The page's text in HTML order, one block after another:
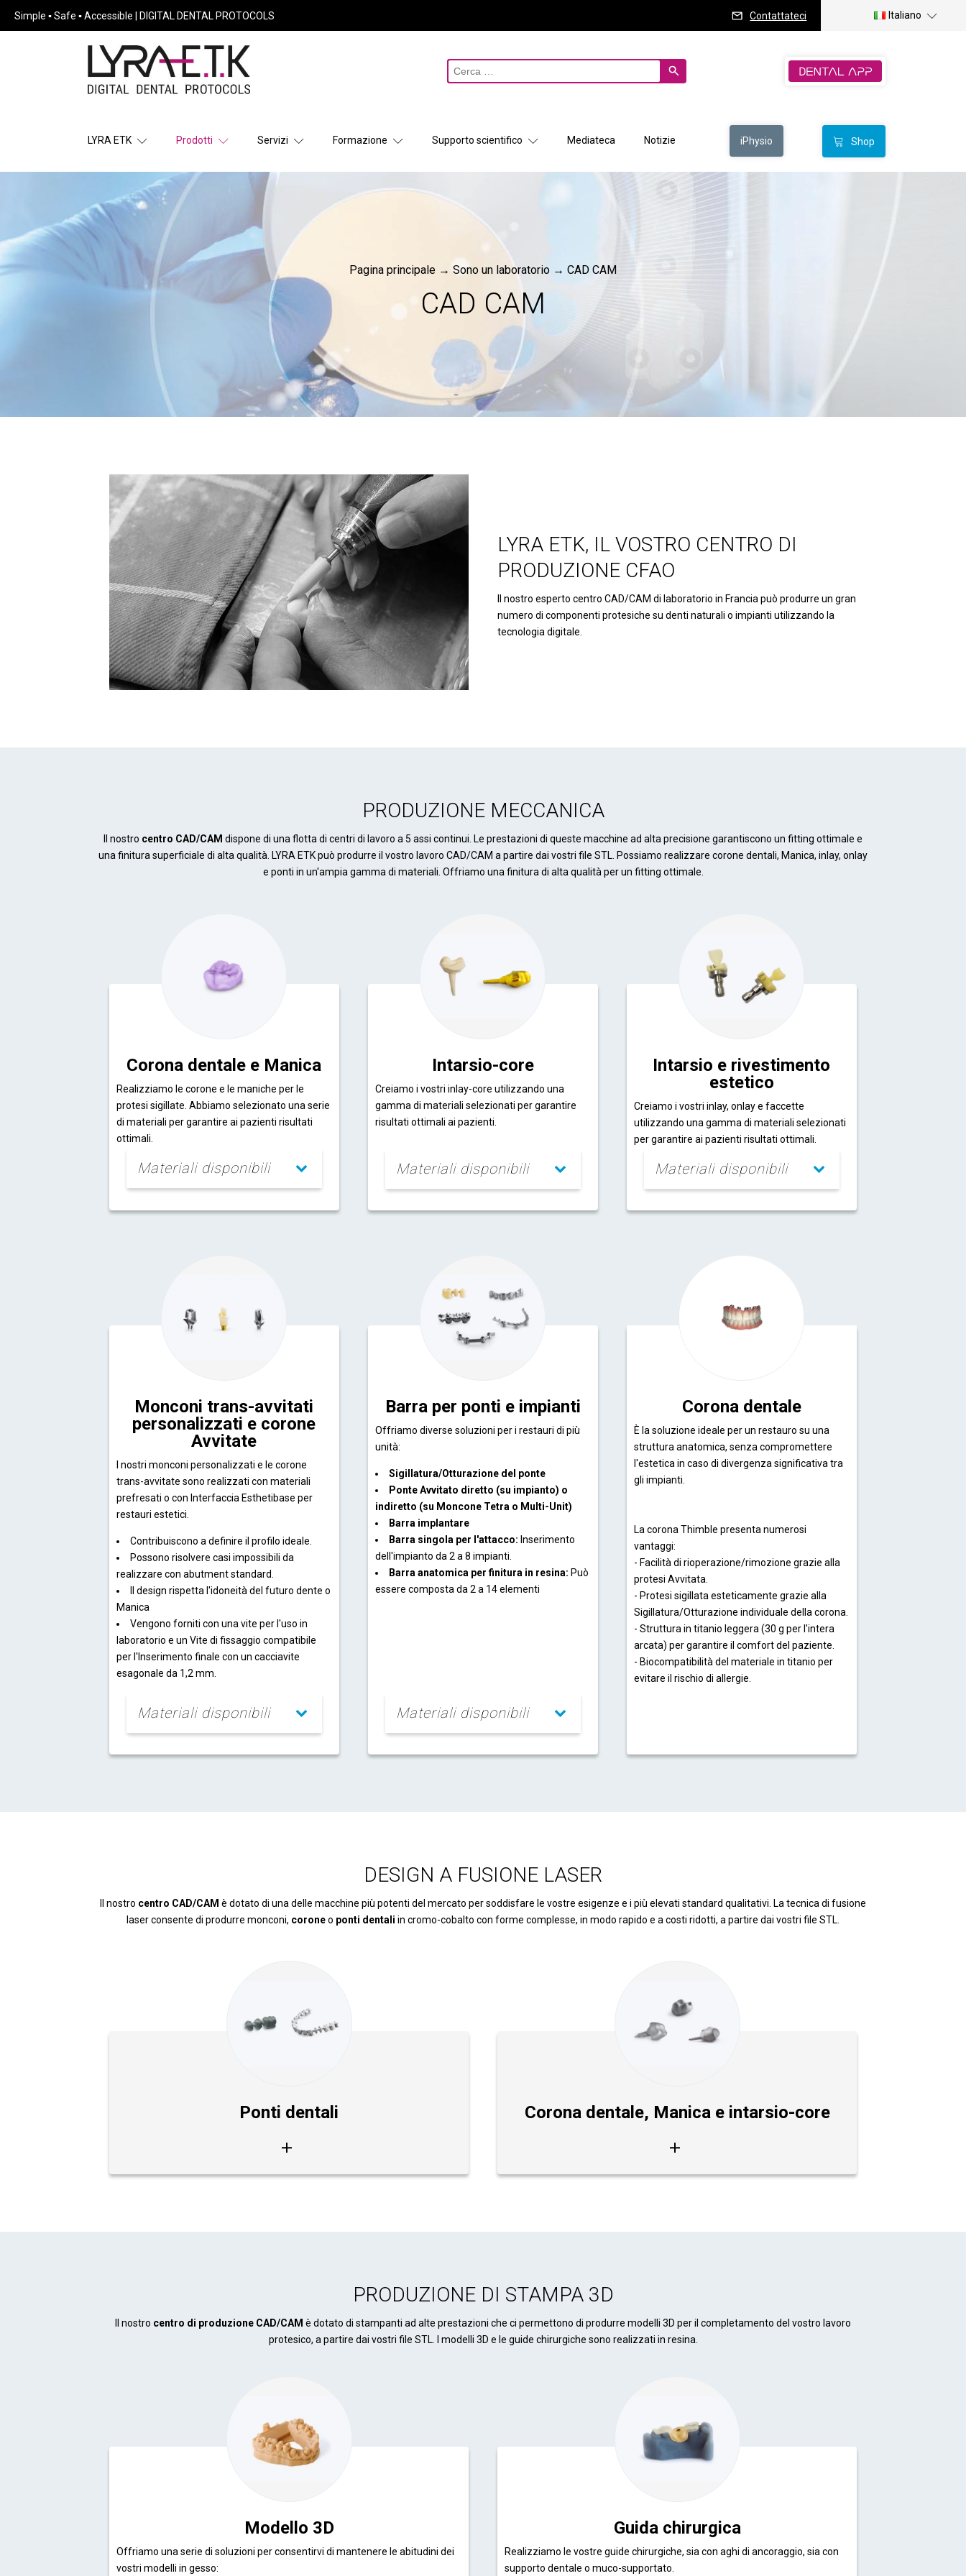
Simple ▪ Safe ▪ Accessible | DIGITAL DENTAL PROTOCOLS Contattateci Italiano
Ricerca
per:
LYRA ETK Prodotti Servizi Formazione Supporto scientifico Mediateca Notizie iPhysio Shop
Pagina principale → Sono un laboratorio → CAD CAM
CAD CAM
LYRA ETK, IL VOSTRO CENTRO DI
PRODUZIONE CFAO
Il nostro esperto centro CAD/CAM di laboratorio in Francia può produrre un gran
numero di componenti protesiche su denti naturali o impianti utilizzando la
tecnologia digitale.
PRODUZIONE MECCANICA
Il nostro centro CAD/CAM dispone di una flotta di centri di lavoro a 5 assi continui. Le prestazioni di queste macchine ad alta precisione garantiscono un fitting ottimale e
una finitura superficiale di alta qualità. LYRA ETK può produrre il vostro lavoro CAD/CAM a partire dai vostri file STL. Possiamo realizzare corone dentali, Manica, inlay, onlay
e ponti in un'ampia gamma di materiali. Offriamo una finitura di alta qualità per un fitting ottimale.
Corona dentale e Manica
Realizziamo le corone e le maniche per le
protesi sigillate. Abbiamo selezionato una serie
di materiali per garantire ai pazienti risultati
ottimali.
Materiali disponibili
Intarsio-core
Creiamo i vostri inlay-core utilizzando una
gamma di materiali selezionati per garantire
risultati ottimali ai pazienti.
Materiali disponibili
Intarsio e rivestimento
estetico
Creiamo i vostri inlay, onlay e faccette
utilizzando una gamma di materiali selezionati
per garantire ai pazienti risultati ottimali.
Materiali disponibili
Monconi trans-avvitati
personalizzati e corone
Avvitate
I nostri monconi personalizzati e le corone
trans-avvitate sono realizzati con materiali
prefresati o con Interfaccia Esthetibase per
restauri estetici.
Contribuiscono a definire il profilo ideale.
Possono risolvere casi impossibili da
realizzare con abutment standard.
Il design rispetta l'idoneità del futuro dente o
Manica
Vengono forniti con una vite per l'uso in
laboratorio e un Vite di fissaggio compatibile
per l'Inserimento finale con un cacciavite
esagonale da 1,2 mm.
Materiali disponibili
Barra per ponti e impianti
Offriamo diverse soluzioni per i restauri di più
unità:
Sigillatura/Otturazione del ponte
Ponte Avvitato diretto (su impianto) o
indiretto (su Moncone Tetra o Multi-Unit)
Barra implantare
Barra singola per l'attacco: Inserimento
dell'impianto da 2 a 8 impianti.
Barra anatomica per finitura in resina: Può
essere composta da 2 a 14 elementi
Materiali disponibili
Corona dentale
È la soluzione ideale per un restauro su una
struttura anatomica, senza compromettere
l'estetica in caso di divergenza significativa tra
gli impianti.
La corona Thimble presenta numerosi
vantaggi:
- Facilità di rioperazione/rimozione grazie alla
protesi Avvitata.
- Protesi sigillata esteticamente grazie alla
Sigillatura/Otturazione individuale della corona.
- Struttura in titanio leggera (30 g per l'intera
arcata) per garantire il comfort del paziente.
- Biocompatibilità del materiale in titanio per
evitare il rischio di allergie.
DESIGN A FUSIONE LASER
Il nostro centro CAD/CAM è dotato di una delle macchine più potenti del mercato per soddisfare le vostre esigenze e i più elevati standard qualitativi. La tecnica di fusione
laser consente di produrre monconi, coroneo ponti dentali in cromo-cobalto con forme complesse, in modo rapido e a costi ridotti, a partire dai vostri file STL.
Ponti dentali Corona dentale, Manica e intarsio-core
PRODUZIONE DI STAMPA 3D
Il nostro centro di produzione CAD/CAM è dotato di stampanti ad alte prestazioni che ci permettono di produrre modelli 3D per il completamento del vostro lavoro
protesico, a partire dai vostri file STL. I modelli 3D e le guide chirurgiche sono realizzati in resina.
Modello 3D
Offriamo una serie di soluzioni per consentirvi di mantenere le abitudini dei
vostri modelli in gesso:
Guida chirurgica
Realizziamo le vostre guide chirurgiche, sia con aghi di ancoraggio, sia con
supporto dentale o muco-supportato.